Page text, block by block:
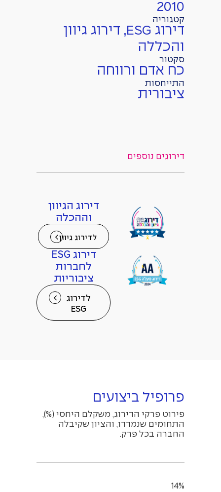
2010
קטגוריה
דירוג ESG, דירוג גיוון
והכללה
סקטור
כח אדם ורווחה
התייחסות
ציבורית
דירוגים נוספים
דירוג הגיוון
וההכלה
לדירוג גיוון
דירוג ESG
לחברות
ציבוריות
לדירוג
ESG
פרופיל ביצועים
פירוט פרקי הדירוג, משקלם היחסי (%),
התחומים שנמדדו, והציון שקיבלה
החברה בכל פרק.
14%